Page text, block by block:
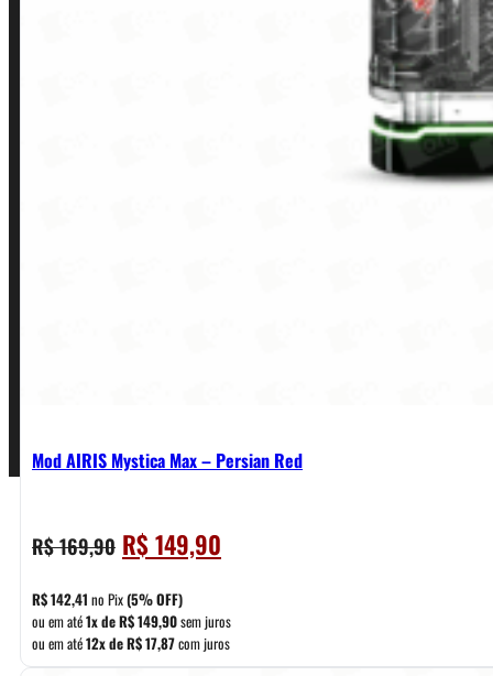
Mod AIRIS Mystica Max – Persian Red
R$169,90 O
preço
original
era:
R$ 169,90.
R$149,90
preço
é:
R$ 149,90.
R$142,41 no Pix(5% OFF)
ou em até1x deR$149,90sem juros
ou em até12x deR$17,87com juros